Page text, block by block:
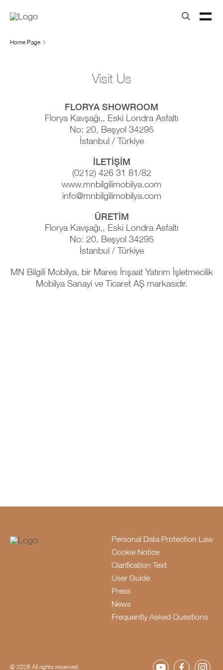
Home Page
Visit Us
FLORYA SHOWROOM
Florya Kavşağı,, Eski Londra Asfaltı
No: 20, Beşyol 34295
İstanbul / Türkiye
İLETİŞİM
(0212) 426 31 81/82
www.mnbilgilimobilya.com
info@mnbilgilimobilya.com
ÜRETİM
Florya Kavşağı,, Eski Londra Asfaltı
No: 20, Beşyol 34295
İstanbul / Türkiye
MN Bilgili Mobilya, bir Mares İnşaat Yatırım İşletmecilik
Mobilya Sanayi ve Ticaret AŞ markasıdır.
Personal Data Protection Law
Cookie Notice
Clarification Text
User Guide
Press
News
Frequently Asked Questions
© 2026 All rights reserved.